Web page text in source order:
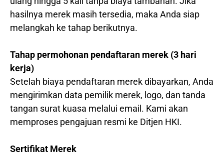
hasilnya merek masih tersedia, maka Anda siap
melangkah ke tahap berikutnya.
Tahap permohonan pendaftaran merek (3 hari
kerja)
Setelah biaya pendaftaran merek dibayarkan, Anda
mengirimkan data pemilik merek, logo, dan tanda
tangan surat kuasa melalui email. Kami akan
memproses pengajuan resmi ke Ditjen HKI.
Sertifikat Merek